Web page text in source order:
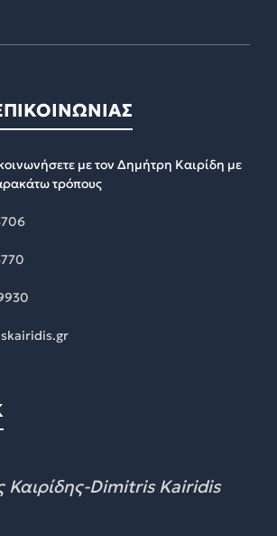
με τον Δημήτρη Καιρίδη με
τρόπους
Καιρίδης-Dimitris Kairidis